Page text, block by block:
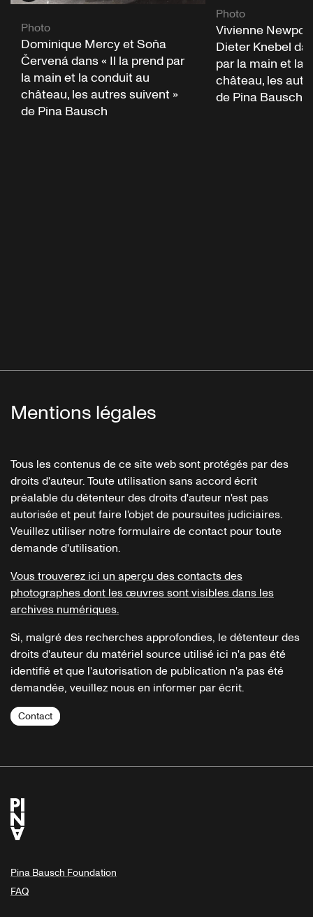
Photo
Dominique Mercy et Soňa
Červená dans « Il la prend par
la main et la conduit au
château, les autres suivent »
de Pina Bausch
Photo
Vivienne
Dieter Knebel
par la main et la
château, les
de Pina Bausch,
Mentions légales
Tous les contenus de ce site web sont protégés par des
droits d'auteur. Toute utilisation sans accord écrit
préalable du détenteur des droits d'auteur n'est pas
autorisée et peut faire l'objet de poursuites judiciaires.
Veuillez utiliser notre formulaire de contact pour toute
demande d'utilisation.
Vous trouverez ici un aperçu des contacts des
photographes dont les œuvres sont visibles dans les
archives numériques.
Si, malgré des recherches approfondies, le détenteur des
droits d'auteur du matériel source utilisé ici n'a pas été
identifié et que l'autorisation de publication n'a pas été
demandée, veuillez nous en informer par écrit.
Contact
Pina Bausch Foundation
FAQ